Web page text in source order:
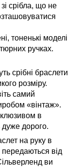
срібла, що не
тоненькі моделі
ручках.
срібні браслети
розміру.
самий
«вінтаж».
в
дорого.
на руку в
передаються від
ви